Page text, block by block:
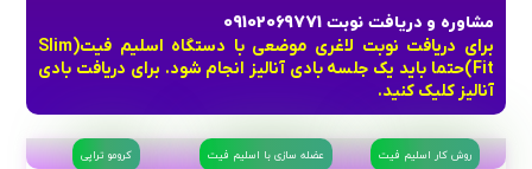
مشاوره و دریافت نوبت 09102069771
برای دریافت نوبت لاغری موضعی با دستگاه اسلیم فیت(Slim
Fit)حتما باید یک جلسه بادی آنالیز انجام شود. برای دریافت بادی
آنالیز کلیک کنید.
روش کار اسلیم فیت عضله سازی با اسلیم فیت کرومو تراپی